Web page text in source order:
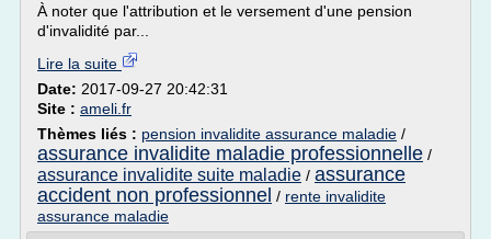
À noter que l'attribution et le versement d'une pension
d'invalidité par...
Lire la suite
Date: 2017-09-27 20:42:31
Site : ameli.fr
Thèmes liés : pension invalidite assurance maladie /
assurance invalidite maladie professionnelle /
assurance invalidite suite maladie / assurance
accident non professionnel / rente invalidite
assurance maladie